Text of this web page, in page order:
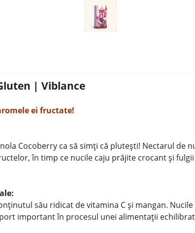
| Viblance
ei fructate!
Cocoberry ca să simți că plutești! Nectarul de
în timp ce nucile caju prăjite crocant și
său ridicat de vitamina C și mangan.
important în procesul unei alimentații